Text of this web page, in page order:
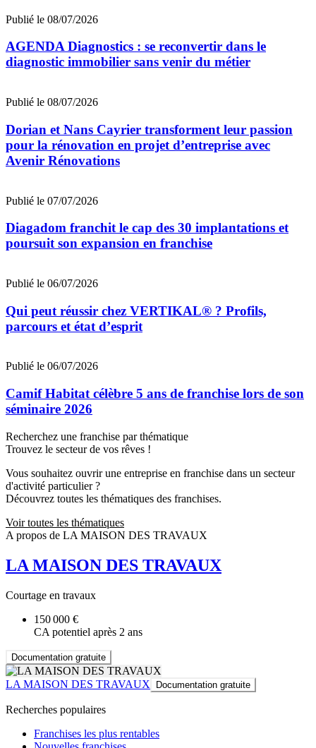
Publié le 08/07/2026
AGENDA Diagnostics : se reconvertir dans le
diagnostic immobilier sans venir du métier
Publié le 08/07/2026
Dorian et Nans Cayrier transforment leur passion
pour la rénovation en projet d’entreprise avec
Avenir Rénovations
Publié le 07/07/2026
Diagadom franchit le cap des 30 implantations et
poursuit son expansion en franchise
Publié le 06/07/2026
Qui peut réussir chez VERTIKAL® ? Profils,
parcours et état d’esprit
Publié le 06/07/2026
Camif Habitat célèbre 5 ans de franchise lors de son
séminaire 2026
Recherchez une franchise par thématique
Trouvez le secteur de vos rêves !
Vous souhaitez ouvrir une entreprise en franchise dans un secteur
d'activité particulier ?
Découvrez toutes les thématiques des franchises.
Voir toutes les thématiques
A propos de LA MAISON DES TRAVAUX
LA MAISON DES TRAVAUX
Courtage en travaux
150 000 €
CA potentiel après 2 ans
Documentation gratuite
LA MAISON DES TRAVAUX Documentation gratuite
Recherches populaires
Franchises les plus rentables